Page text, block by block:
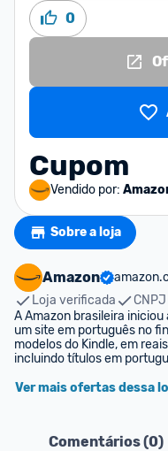
0
Cupom
Vendido por:
Sobre a loja
Amazon
Loja verificada
A Amazon brasileira
um site em português no
modelos do Kindle, em
incluindo títulos em
Ver mais ofertas dessa
Comentários (0)